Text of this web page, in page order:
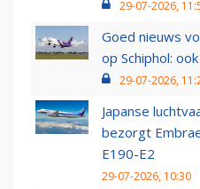
29-07-2026,
Goed nieuws
op Schiphol:
29-07-2026,
Japanse
bezorgt
E190-E2
29-07-2026, 10:30